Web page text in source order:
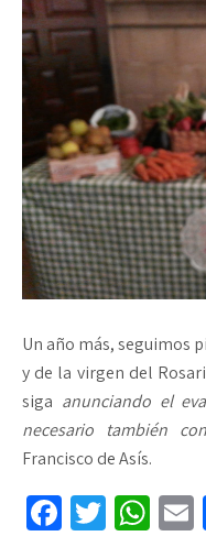
Un año más, seguimos
y de la virgen del
siga anunciando el
necesario también
Francisco de Asís.
Fa T W